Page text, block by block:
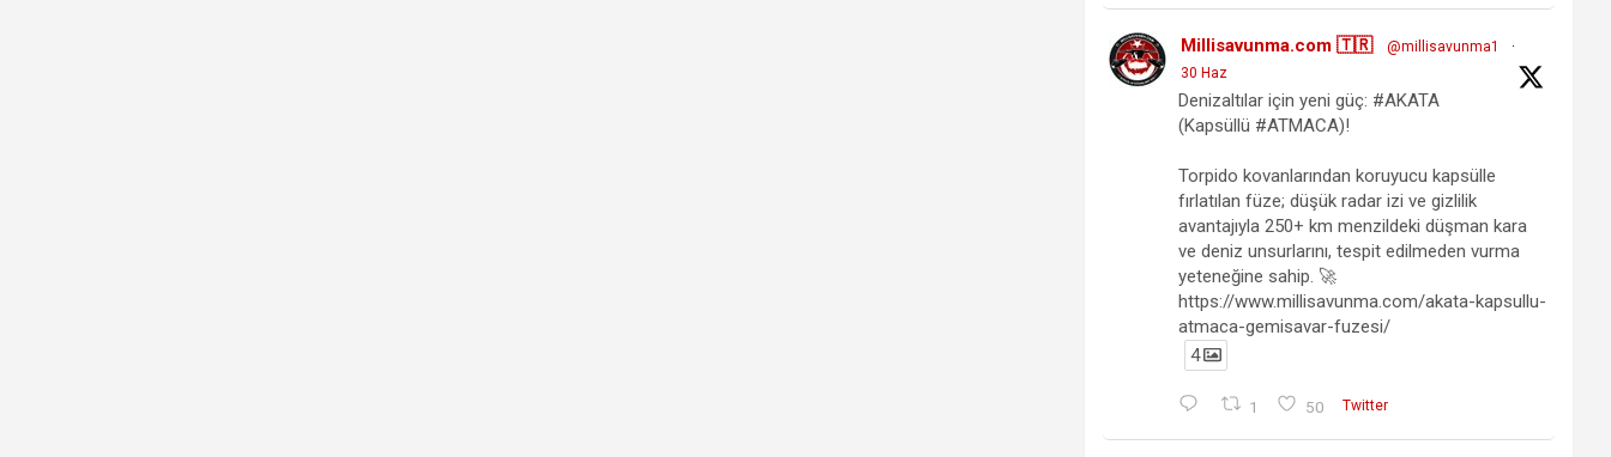
Millisavunma.com 🇹🇷 @millisavunma1
·
30 Haz
Denizaltılar için yeni güç: #AKATA
(Kapsüllü #ATMACA)!
Torpido kovanlarından koruyucu kapsülle
fırlatılan füze; düşük radar izi ve gizlilik
avantajıyla 250+ km menzildeki düşman kara
ve deniz unsurlarını, tespit edilmeden vurma
yeteneğine sahip. 🚀
https://www.millisavunma.com/akata-kapsullu-
atmaca-gemisavar-fuzesi/
4
1 50 Twitter